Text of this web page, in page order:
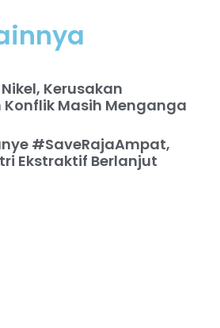
Kerusakan
Masih Menganga
#SaveRajaAmpat,
Ekstraktif Berlanjut